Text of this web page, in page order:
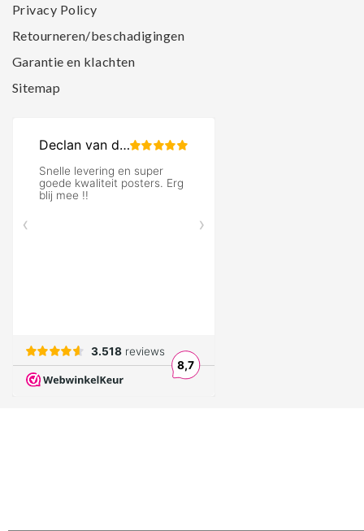
Privacy Policy
Retourneren/beschadigingen
Garantie en klachten
Sitemap